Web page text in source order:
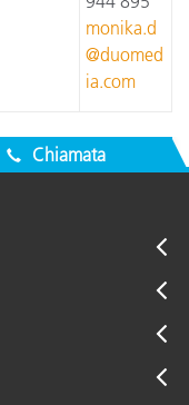
monika.d
@duomed
ia.com
Chiamata